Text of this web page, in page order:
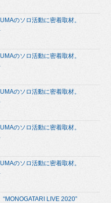
のソロ活動に密着取材。
のソロ活動に密着取材。
のソロ活動に密着取材。
のソロ活動に密着取材。
のソロ活動に密着取材。
“MONOGATARI LIVE 2020”